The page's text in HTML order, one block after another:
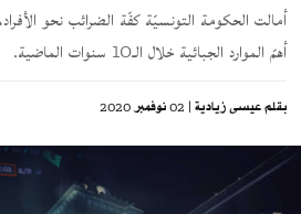
أمالت الحكومة التونسيّة كفّة الضرائب نحو
أهمّ الموارد الجبائية خلال الـ10 سنوات الماضية.
بقلم عيسى زيادية | 02 نوفمبر 2020